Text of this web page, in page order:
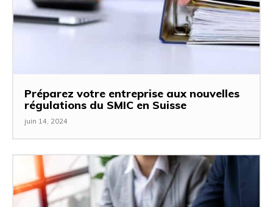
Préparez votre entreprise aux nouvelles
régulations du SMIC en Suisse
juin 14, 2024